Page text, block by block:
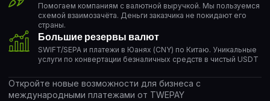
Помогаем компаниям с валютной выручкой. Мы пользуемся
схемой взаимозачёта. Деньги заказчика не покидают его
страны.
Большие резервы валют
SWIFT/SEPA и платежи в Юанях (CNY) по Китаю. Уникальные
услуги по конвертации безналичных средств в чистый USDT
Откройте новые возможности для бизнеса с
международными платежами от TWEPAY